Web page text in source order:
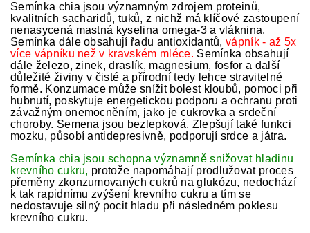
Semínka chia jsou významným zdrojem proteinů,
kvalitních sacharidů, tuků, z nichž má klíčové zastoupení
nenasycená mastná kyselina omega-3 a vláknina.
Semínka dále obsahují řadu antioxidantů,vápník - až 5x
více vápníku než v kravském mléce. Semínka obsahují
dále železo, zinek, draslík, magnesium, fosfor a další
důležité živiny v čisté a přírodní tedy lehce stravitelné
formě. Konzumace může snížit bolest kloubů, pomoci při
hubnutí, poskytuje energetickou podporu a ochranu proti
závažným onemocněním, jako je cukrovka a srdeční
choroby. Semena jsou bezlepková. Zlepšují také funkci
mozku, působí antidepresivně, podporují srdce a játra.
Semínka chia jsou schopna významně snižovat hladinu
krevního cukru, protože napomáhají prodlužovat proces
přeměny zkonzumovaných cukrů na glukózu, nedochází
k tak rapidnímu zvýšení krevního cukru a tím se
nedostavuje silný pocit hladu při následném poklesu
krevního cukru.